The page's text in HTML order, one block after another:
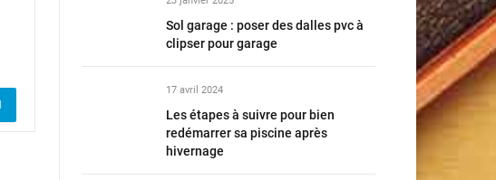
Sol garage : poser des dalles pvc à
clipser pour garage
17 avril 2024
Les étapes à suivre pour bien
redémarrer sa piscine après
hivernage